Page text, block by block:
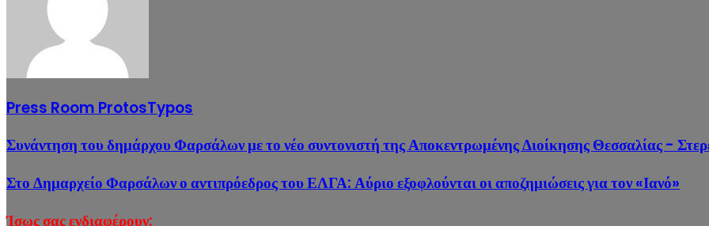
Press Room ProtosTypos
Συνάντηση του δημάρχου Φαρσάλων με το νέο συντονιστή της Αποκεντρωμένης Διοίκησης Θεσσαλίας -
Στο Δημαρχείο Φαρσάλων ο αντιπρόεδρος του ΕΛΓΑ: Αύριο εξοφλούνται οι αποζημιώσεις για τον «Ιανό»
Ίσως σας ενδιαφέρουν: